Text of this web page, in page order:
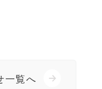
一覧へ